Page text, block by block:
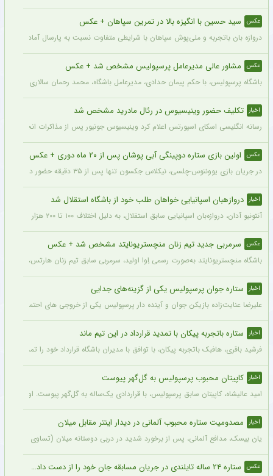
عکس سید حسین با انگیزه بالا در تمرین سپاهان + عکس
دروازه بان باتجربه و ملی‌پوش سپاهان با شرایطی متفاوت نسبت به پارسال آماده شروع
عکس مشاور عالی مدیرعامل پرسپولیس مشخص شد + عکس
باشگاه پرسپولیس، با حکم پیمان حدادی، مدیرعامل باشگاه، محمد رحمان سالاری به
اخبار تکلیف حضور وینیسیوس در رئال مادرید مشخص شد
رسانه انگلیسی اسکای اسپورتس اعلام کرد وینیسیوس جونیور پس از مذاکرات انجام شده
عکس اولین بازی ستاره دوپینگی آبی پوشان پس از ۲۰ ماه دوری + عکس
در جریان بازی یوونتوس-چلسی، نیکلاس جکسون تنها پس از ۳۵ دقیقه حضور در زمین تعویض شد و در همین مسابقه میخایلو مودریک نخستین بازی خود را پس از ۲۰ ماه برای چلسی انجام داد.
اخبار دروازهبان اسپانیایی خواهان طلب خود از باشگاه استقلال شد
آنتونیو آدان، دروازه‌بان اسپانیایی سابق استقلال، به دلیل اختلاف ۱۰۰ تا ۲۰۰ هزار یورویی در مطالبات خود، قصد شکایت از باشگاه را دارد.
عکس سرمربی جدید تیم زنان منچستریونایتد مشخص شد + عکس
باشگاه منچستریونایتد به‌صورت رسمی اِوا اولید، سرمربی سابق تیم زنان هارتس، را
اخبار ستاره جوان پرسپولیس یکی از گزینه‌های جدایی
علیرضا عنایت‌زاده بازیکن جوان و آینده دار پرسپولیس یکی از خروجی های احتمالی
اخبار ستاره باتجربه پیکان با تمدید قرارداد در این تیم ماند
فرشید باقری، هافبک باتجربه پیکان، با توافق با مدیران باشگاه قرارداد خود را تمدید
اخبار کاپیتان محبوب پرسپولیس به گل‌گهر پیوست
امید عالیشاه، کاپیتان سابق پرسپولیس، با قراردادی یک‌ساله به گل‌گهر پیوست. او
اخبار مصدومیت ستاره محبوب آلمانی در دیدار اینتر مقابل میلان
یان بیسک، مدافع آلمانی، پس از برخورد شدید در دربی دوستانه میلان (تساوی ۱-۱) از ناحیه پشت سر آسیب دید.
عکس ستاره ۲۴ ساله تایلندی در جریان مسابقه جان خود را از دست داد + عکس